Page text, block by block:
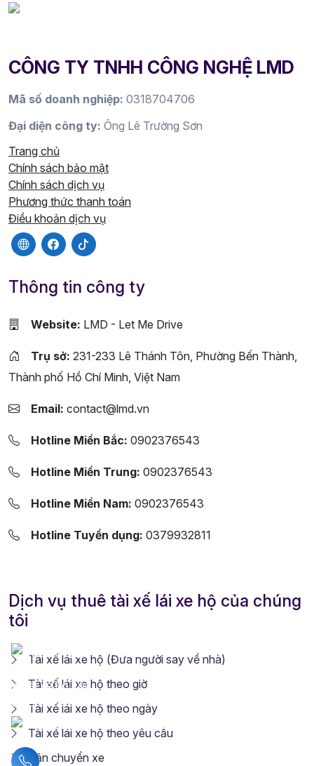
CÔNG TY TNHH CÔNG NGHỆ LMD
Mã số doanh nghiệp: 0318704706
Đại diện công ty: Ông Lê Trường Sơn
Trang chủ
Chính sách bảo mật
Chính sách dịch vụ
Phương thức thanh toán
Điều khoản dịch vụ
Thông tin công ty
Website: LMD - Let Me Drive
Trụ sở: 231-233 Lê Thánh Tôn, Phường Bến Thành,
Thành phố Hồ Chí Minh, Việt Nam
Email: contact@lmd.vn
Hotline Miền Bắc: 0902376543
Hotline Miền Trung: 0902376543
Hotline Miền Nam: 0902376543
Hotline Tuyển dụng: 0379932811
Dịch vụ thuê tài xế lái xe hộ của chúng
tôi
Tài xế lái xe hộ (Đưa người say về nhà)
Tài xế lái xe hộ theo giờ
Tài xế lái xe hộ theo ngày
Tài xế lái xe hộ theo yêu cầu
Vận chuyển xe
Liên hệ hotline